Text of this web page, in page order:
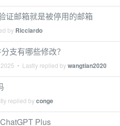
证邮箱就是被停用的邮箱
by Ricciardo
支有哪些修改？
• Lastly replied bywangtian2020
replied byconge
Plus